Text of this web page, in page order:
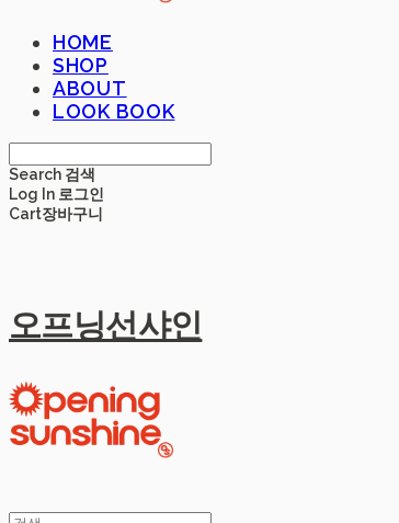
HOME
SHOP
ABOUT
LOOK BOOK
Search 검색
Log In 로그인
Cart장바구니
오프닝선샤인